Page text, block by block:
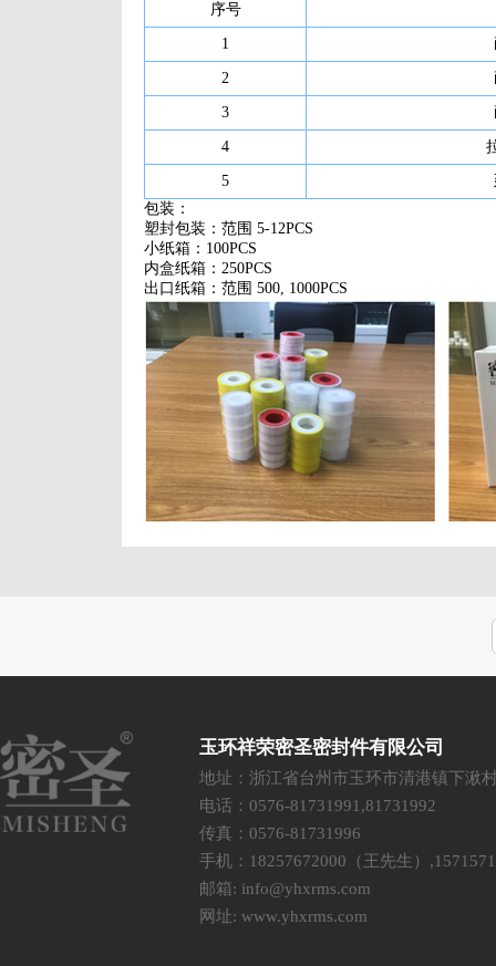
序号
1
2
3
4
5
包装：
塑封包装：范围 5-12PCS
小纸箱：100PCS
内盒纸箱：250PCS
出口纸箱：范围 500, 1000PCS
玉环祥荣密圣密封件有限公司
地址：浙江省台州市玉环市清港镇下湫
电话：0576-81731991,81731992
传真：0576-81731996
手机：18257672000（王先生）
邮箱: info@yhxrms.com
网址: www.yhxrms.com